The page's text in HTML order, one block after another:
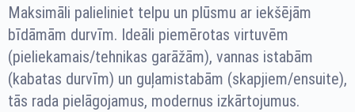
Maksimāli palieliniet telpu un plūsmu ar iekšējām
bīdāmām durvīm. Ideāli piemērotas virtuvēm
(pieliekamais/tehnikas garāžām), vannas istabām
(kabatas durvīm) un guļamistabām (skapjiem/ensuite),
tās rada pielāgojamus, modernus izkārtojumus.